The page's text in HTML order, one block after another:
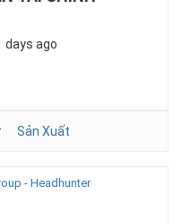
days ago
Sản Xuất
- Headhunter